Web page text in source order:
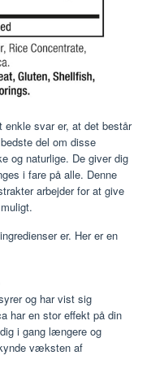
svar er, at det består
del om disse
og naturlige. De giver dig
i fare på alle. Denne
arbejder for at give
er. Her er en
og har vist sig
har en stor effekt på din
i gang længere og
væksten af